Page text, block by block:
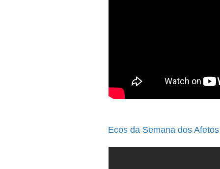
Ecos da Semana dos